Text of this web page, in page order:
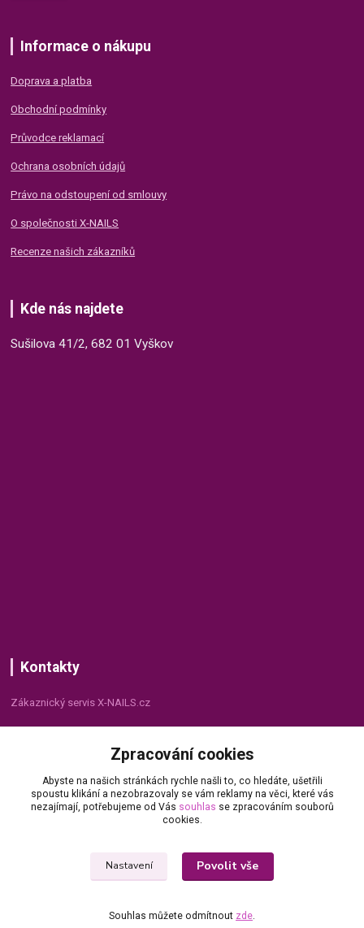
Informace o nákupu
Doprava a platba
Obchodní podmínky
Průvodce reklamací
Ochrana osobních údajů
Právo na odstoupení od smlouvy
O společnosti X-NAILS
Recenze našich zákazníků
Kde nás najdete
Sušilova 41/2, 682 01 Vyškov
Kontakty
Zákaznický servis X-NAILS.cz
+420 735 055 075
info@x-nails.cz
© Copyright 2026 X-NAILS.CZ
Zpracování cookies
Abyste na našich stránkách rychle našli to, co hledáte, ušetřili
spoustu klikání a nezobrazovaly se vám reklamy na věci, které vás
nezajímají, potřebujeme od Vás souhlas se zpracováním souborů
cookies.
Nastavení Povolit vše
Souhlas můžete odmítnout zde.